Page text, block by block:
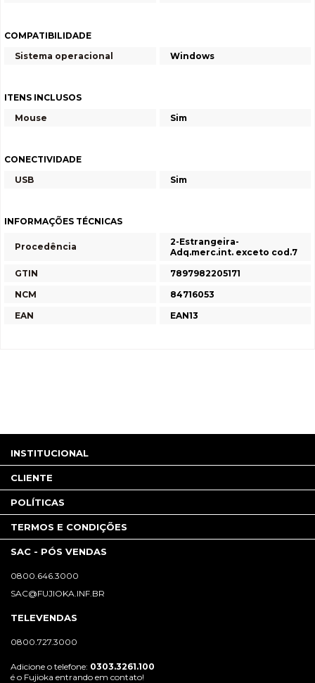
COMPATIBILIDADE
Sistema operacional
Windows
ITENS INCLUSOS
Mouse
Sim
CONECTIVIDADE
USB
Sim
INFORMAÇÕES TÉCNICAS
Procedência
2-Estrangeira-
Adq.merc.int. exceto cod.7
GTIN
7897982205171
NCM
84716053
EAN
EAN13
INSTITUCIONAL
CLIENTE
POLÍTICAS
TERMOS E CONDIÇÕES
SAC - PÓS VENDAS
0800.646.3000
SAC@FUJIOKA.INF.BR
TELEVENDAS
0800.727.3000
Adicione o telefone: 0303.3261.100
é o Fujioka entrando em contato!